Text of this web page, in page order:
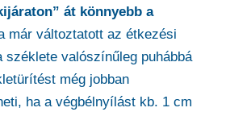
át könnyebb a
már változtatott az étkezési
széklete valószínűleg puhábbá
még jobban
ha a végbélnyílást kb. 1 cm